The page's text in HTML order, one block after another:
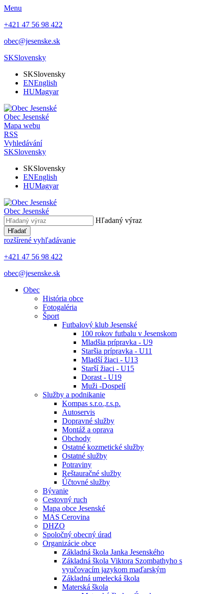
Menu
+421 47 56 98 422
obec@jesenske.sk
SKSlovensky
SKSlovensky
ENEnglish
HUMagyar
Obec Jesenské
Mapa webu
RSS
Vyhledávání
SKSlovensky
SKSlovensky
ENEnglish
HUMagyar
Obec Jesenské
Hľadaný výraz
Hľadať
rozšírené vyhľadávanie
+421 47 56 98 422
obec@jesenske.sk
Obec
História obce
Fotogaléria
Šport
Futbalový klub Jesenské
100 rokov futbalu v Jesenskom
Mladšia prípravka - U9
Staršia prípravka - U11
Mladší žiaci - U13
Starší žiaci - U15
Dorast - U19
Muži -Dospelí
Služby a podnikanie
Kompas s.r.o.,r.s.p.
Autoservis
Dopravné služby
Montáž a oprava
Obchody
Ostatné kozmetické služby
Ostatné služby
Potraviny
Reštauračné služby
Účtovné služby
Bývanie
Cestovný ruch
Mapa obce Jesenské
MAS Cerovina
DHZO
Spoločný obecný úrad
Organizácie obce
Základná škola Janka Jesenského
Základná škola Viktora Szombathyho s
vyučovacím jazykom maďarským
Základná umelecká škola
Materská škola